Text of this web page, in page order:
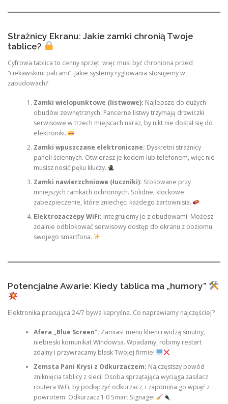
Strażnicy Ekranu: Jakie zamki chronią Twoje
tablice?
Cyfrowa tablica to cenny sprzęt, więc musi być chroniona przed
“ciekawskimi palcami”. Jakie systemy ryglowania stosujemy w
zabudowach?
Zamki wielopunktowe (listwowe): Najlepsze do dużych
obudów zewnętrznych. Pancerne listwy trzymają drzwiczki
serwisowe w trzech miejscach naraz, by nikt nie dostał się do
elektroniki.
Zamki wpuszczane elektroniczne: Dyskretni strażnicy
paneli ściennych. Otwierasz je kodem lub telefonem, więc nie
musisz nosić pęku kluczy.
Zamki nawierzchniowe (łuczniki): Stosowane przy
mniejszych ramkach ochronnych. Solidne, klockowe
zabezpieczenie, które zniechęci każdego żartownisia.
Elektrozaczepy WiFi: Integrujemy je z obudowami. Możesz
zdalnie odblokować serwisowy dostęp do ekranu z poziomu
swojego smartfona.
Potencjalne Awarie: Kiedy tablica ma „humory”
Elektronika pracująca 24/7 bywa kapryśna. Co naprawiamy najczęściej?
Afera „Blue Screen”: Zamiast menu klienci widzą smutny,
niebieski komunikat Windowsa. Wpadamy, robimy restart
zdalny i przywracamy blask Twojej firmie!
Zemsta Pani Krysi z Odkurzaczem: Najczęstszy powód
zniknięcia tablicy z sieci! Osoba sprzątająca wyciąga zasilacz
routera WiFi, by podłączyć odkurzacz, i zapomina go wpiąć z
powrotem. Odkurzacz 1:0 Smart Signage!